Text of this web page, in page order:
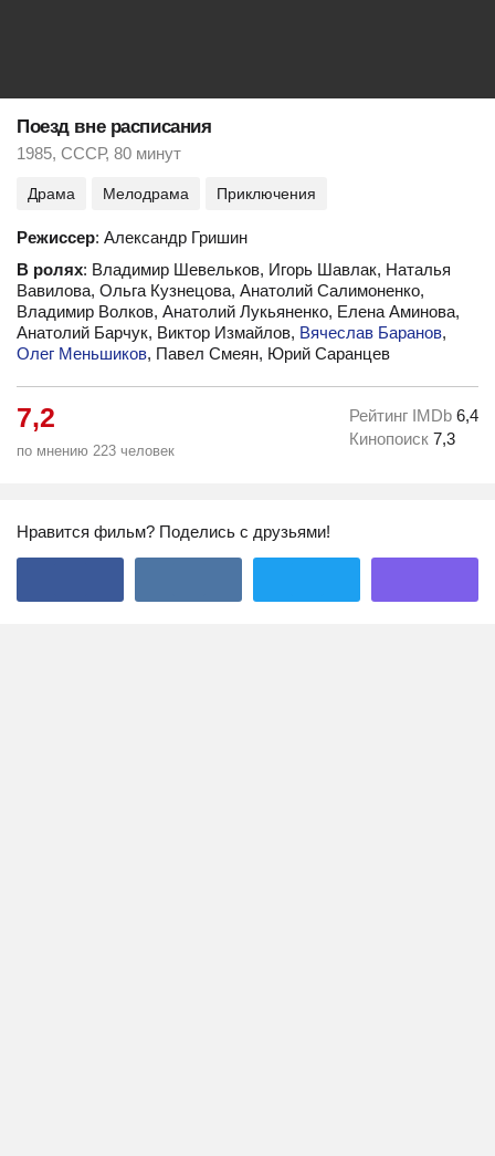
Поезд вне расписания
1985, СССР, 80 минут
Драма Мелодрама Приключения
Режиссер: Александр Гришин
В ролях: Владимир Шевельков, Игорь Шавлак, Наталья
Вавилова, Ольга Кузнецова, Анатолий Салимоненко,
Владимир Волков, Анатолий Лукьяненко, Елена Аминова,
Анатолий Барчук, Виктор Измайлов, Вячеслав Баранов,
Олег Меньшиков, Павел Смеян, Юрий Саранцев
7,2
по мнению 223 человек
Рейтинг IMDb 6,4
Кинопоиск 7,3
Нравится фильм? Поделись с друзьями!